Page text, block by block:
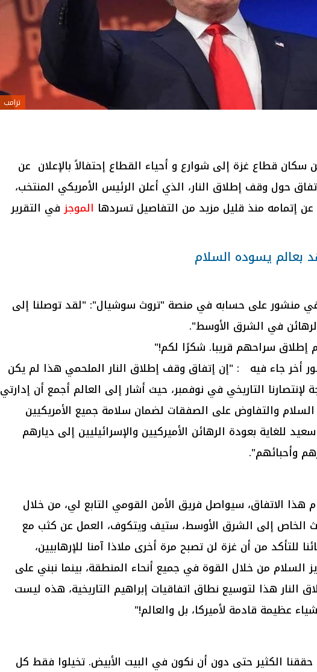
ترامب
سكان قطاع غزة إلى شوارع و أحياء القطاع إحتفالاً بالإعلان عن
حول وقف إطلاق النار، الذي أعلن الرئيس الأمريكي المنتخب،
عن إتمامه منذ قليل مزيد من التفاصيل تسردها الموجزفي التقرير
بعالم يسوده السلام
منشور على حسابه في منصة "تروث سوشيال": "لقد توصلنا إلى
في الشرق الأوسط".
إطلاق سراحهم قريبا. شكرًا لكم!"
أخر جاء فيه : "إن إتفاق وقف إطلاق النار الملحمي هذا لم يكن
لإنتصارنا التاريخي في نوفمبر، حيث أشار إلى العالم أجمع أن إدارتي
والتفاوض على الصفقات لضمان سلامة جميع الأمريكيين
سعيد للغاية بعودة الرهائن الأميركيين والإسرائيليين إلى ديارهم
وأحبائهم".
هذا الاتفاق، سيواصل فريق الأمن القومي التابع لي، من خلال
الخاص إلى الشرق الأوسط، ستيف ويتكوف، العمل عن كثب مع
للتأكد من أن غزة لن تصبح مرة أخرى ملاذا آمنا للإرهابيين،
السلام من خلال القوة في جميع أنحاء المنطقة، بينما نبني على
النار هذا لتوسيع نطاق اتفاقيات إبراهيم التاريخية، هذه ليست
عظيمة قادمة لأميركا، بل والعالم!"
الكثير حتى دون أن نكون في البيت الأبيض. تخيلوا فقط كل